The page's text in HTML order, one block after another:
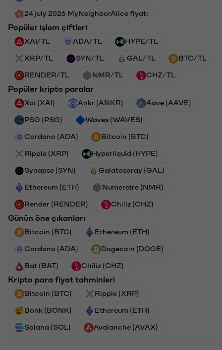
24 july 2026 MyNeighborAlice fiyatı
Popüler işlem çiftleri
XAI/TL ADA/TL HYPE/TL
XRP/TL SYN/TL GAL/TL BTC/TL
RENDER/TL NMR/TL CHZ/TL
Popüler kripto paralar
Xai (XAI) Ankr (ANKR) Aave (AAVE)
PSG (PSG) Waves (WAVES)
Cardano (ADA) Bitcoin (BTC)
Ripple (XRP) Hyperliquid (HYPE)
Synapse (SYN) Galatasaray (GAL)
Ethereum (ETH) Numeraire (NMR)
Render (RENDER) Chiliz (CHZ)
Günün öne çıkanları
Bitcoin (BTC) Ethereum (ETH)
Cardano (ADA) Dogecoin (DOGE)
Bat (BAT) Chiliz (CHZ)
Kripto para fiyat tahminleri
Bitcoin (BTC) Ripple (XRP)
Bonk (BONK) Ethereum (ETH)
Solana (SOL) Avalanche (AVAX)